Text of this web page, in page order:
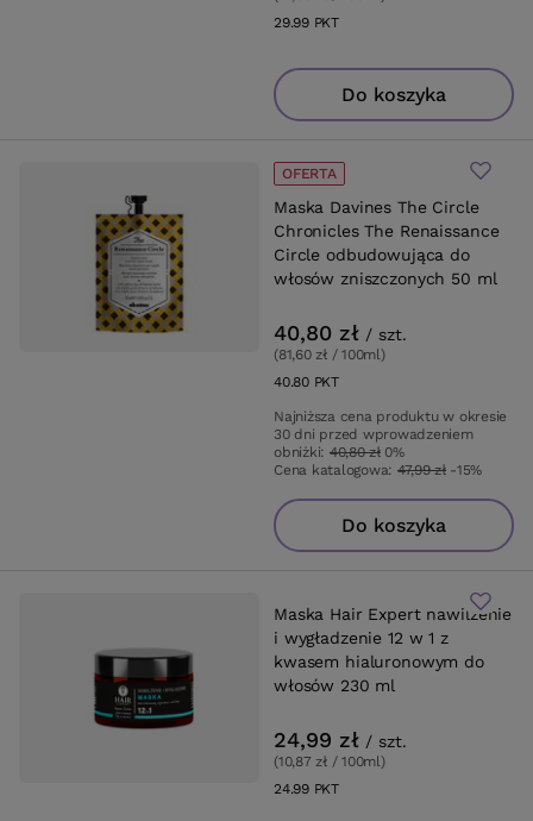
29.99PKTpunktów
Do koszyka
Maska Davines The Circle
Chronicles The Renaissance
Circle odbudowująca do
włosów zniszczonych 50 ml
OFERTA
40,80 zł / szt.
(81,60 zł / 100ml)
40.80PKTpunktów
Najniższa cena produktu w okresie
30 dni przed wprowadzeniem
obniżki: 40,80 zł 0%
Cena katalogowa: 47,99 zł -15%
Do koszyka
Maska Hair Expert nawilżenie
i wygładzenie 12 w 1 z
kwasem hialuronowym do
włosów 230 ml
24,99 zł / szt.
(10,87 zł / 100ml)
24.99PKTpunktów